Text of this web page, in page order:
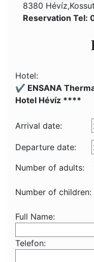
8380
Reservation
Hotel:
✔️ ENSANA
Hotel Hévíz ****
Arrival date:
Departure date:
Number of adults:
Number of children:
Full Name:
Telefon: